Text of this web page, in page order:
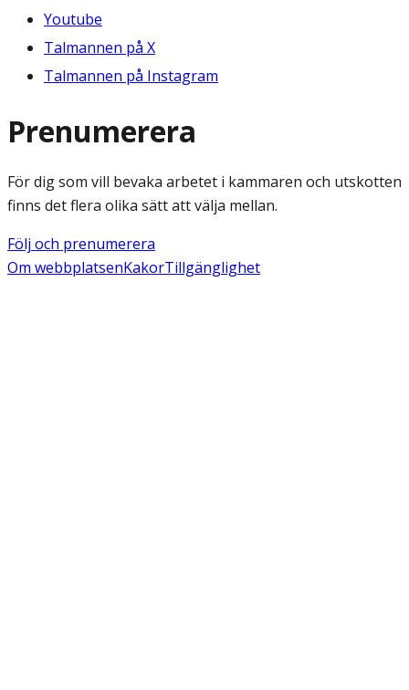
Youtube
Talmannen på X
Talmannen på Instagram
Prenumerera
För dig som vill bevaka arbetet i kammaren och utskotten
finns det flera olika sätt att välja mellan.
Följ och prenumerera
Om webbplatsenKakorTillgänglighet